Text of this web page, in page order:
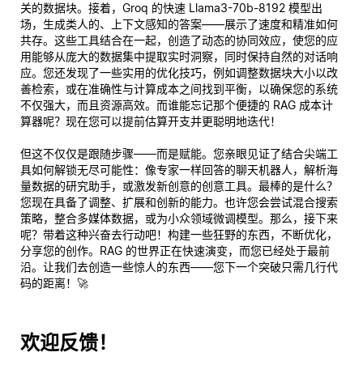
关的数据块。接着，Groq 的快速 Llama3-70b-8192 模型出
场，生成类人的、上下文感知的答案——展示了速度和精准如何
共存。这些工具结合在一起，创造了动态的协同效应，使您的应
用能够从庞大的数据集中提取实时洞察，同时保持自然的对话响
应。您还发现了一些实用的优化技巧，例如调整数据块大小以改
善检索，或在准确性与计算成本之间找到平衡，以确保您的系统
不仅强大，而且资源高效。而谁能忘记那个便捷的 RAG 成本计
算器呢？现在您可以提前估算开支并更聪明地迭代！
但这不仅仅是跟随步骤——而是赋能。您亲眼见证了结合尖端工
具如何解锁无尽可能性：像专家一样回答的聊天机器人，解析海
量数据的研究助手，或激发新创意的创意工具。最棒的是什么？
您现在具备了调整、扩展和创新的能力。也许您会尝试混合搜索
策略，整合多媒体数据，或为小众领域微调模型。那么，接下来
呢？带着这种兴奋去行动吧！构建一些狂野的东西，不断优化，
分享您的创作。RAG 的世界正在快速演变，而您已经处于最前
沿。让我们去创造一些惊人的东西——您下一个突破只需几行代
码的距离！🚀
欢迎反馈！